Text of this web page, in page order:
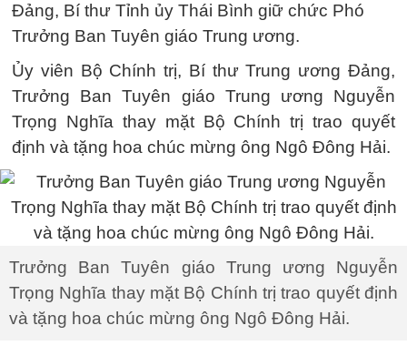
Đảng, Bí thư Tỉnh ủy Thái Bình giữ chức Phó
Trưởng Ban Tuyên giáo Trung ương.
Ủy viên Bộ Chính trị, Bí thư Trung ương Đảng,
Trưởng Ban Tuyên giáo Trung ương Nguyễn
Trọng Nghĩa thay mặt Bộ Chính trị trao quyết
định và tặng hoa chúc mừng ông Ngô Đông Hải.
Trưởng Ban Tuyên giáo Trung ương Nguyễn
Trọng Nghĩa thay mặt Bộ Chính trị trao quyết định
và tặng hoa chúc mừng ông Ngô Đông Hải.